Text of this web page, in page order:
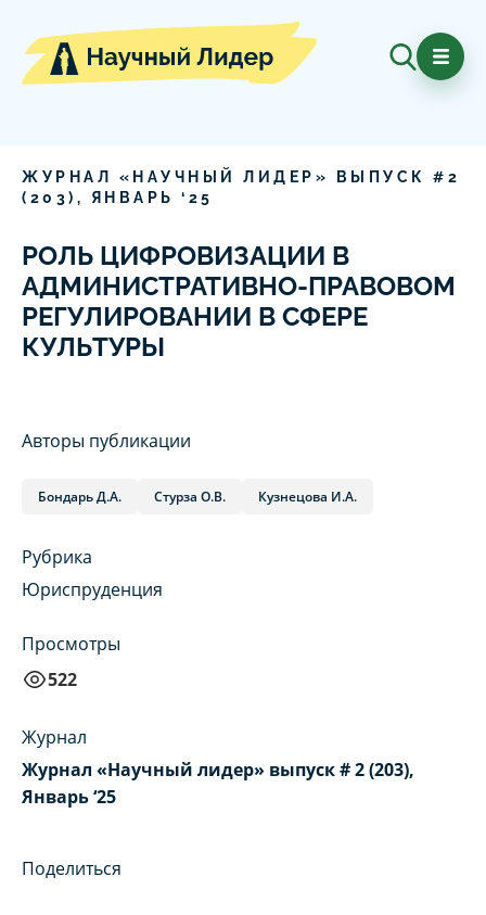
ЖУРНАЛ «НАУЧНЫЙ ЛИДЕР» ВЫПУСК # 2
( 203), ЯНВАРЬ ‘ 25
РОЛЬ ЦИФРОВИЗАЦИИ В
АДМИНИСТРАТИВНО-ПРАВОВОМ
РЕГУЛИРОВАНИИ В СФЕРЕ
КУЛЬТУРЫ
Авторы публикации
Бондарь Д.А. Стурза О.В. Кузнецова И.А.
Рубрика
Юриспруденция
Просмотры
522
Журнал
Журнал «Научный лидер» выпуск # 2 (203),
Январь ‘25
Поделиться